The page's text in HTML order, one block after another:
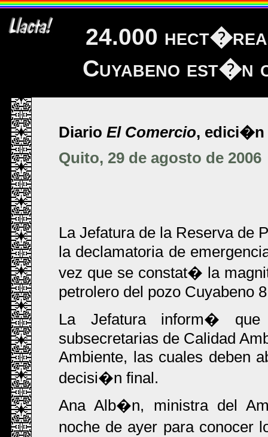
24.000
Cuyabeno est�n
Diario El Comercio, edici�n
Quito, 29 de agosto de 2006
La Jefatura de la Reserva
la declamatoria de
vez que se constat� la
petrolero del pozo Cuyabeno
La Jefatura inform�
subsecretarias de Calidad
Ambiente, las cuales deben
decisi�n final.
Ana Alb�n, ministra del
noche de ayer para conocer